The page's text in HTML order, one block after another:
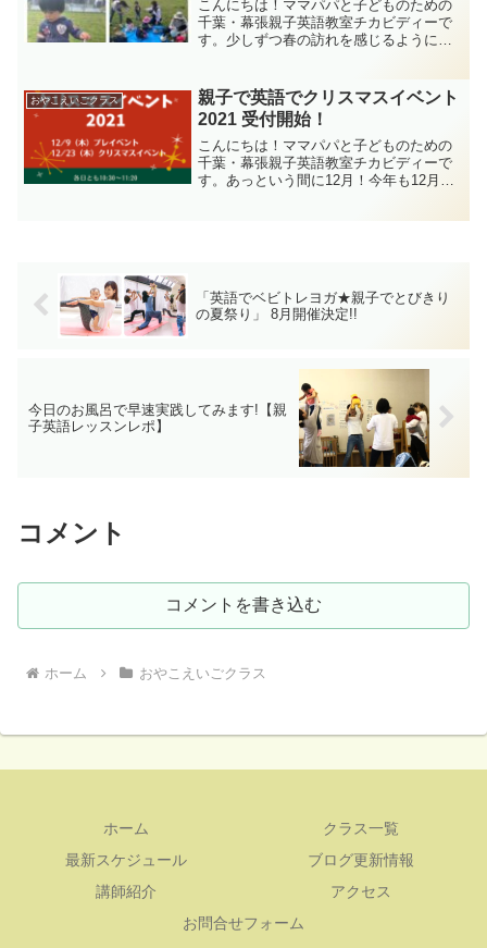
こんにちは！ママパパと子どものための
千葉・幕張親子英語教室チカビディーで
す。少しずつ春の訪れを感じるようにな
ースターイベントを開催します！
おやこえいごクラス
親子で英語でクリスマスイベント
2021 受付開始！
こんにちは！ママパパと子どものための
千葉・幕張親子英語教室チカビディーで
す。あっという間に12月！今年も12月は
「英語でベビトレヨガ★親子でとびきり
の夏祭り」 8月開催決定!!
今日のお風呂で早速実践してみます!【親
子英語レッスンレポ】
コメント
コメントを書き込む
ホーム おやこえいごクラス
ホーム
クラス一覧
最新スケジュール
ブログ更新情報
講師紹介
アクセス
お問合せフォーム